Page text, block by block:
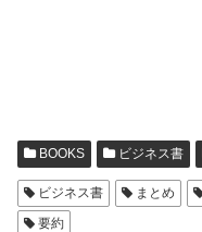
BOOKS ビジネス書
ビジネス書 まとめ
要約